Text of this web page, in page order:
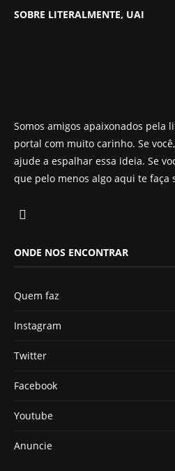
SOBRE LITERALMENTE, UAI
Somos amigos apaixonados pela
portal com muito carinho. Se
ajude a espalhar essa ideia. Se
que pelo menos algo aqui te
ONDE NOS ENCONTRAR
Quem faz
Instagram
Twitter
Facebook
Youtube
Anuncie